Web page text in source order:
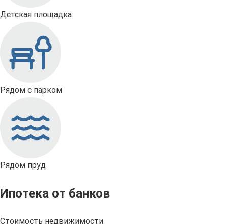
Детская площадка
Рядом с парком
Рядом пруд
Ипотека от банков
Стоимость недвижимости